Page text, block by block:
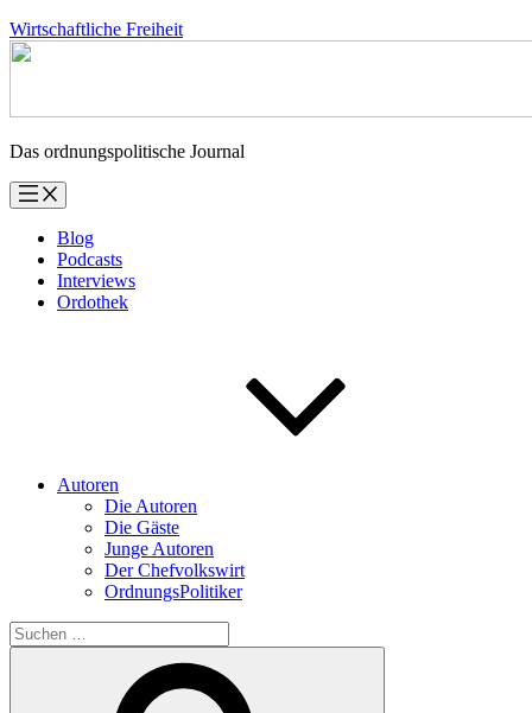
Zum
Inhalt
Wirtschaftliche Freiheit
Das ordnungspolitische Journal
Blog
Podcasts
Interviews
Ordothek
Autoren
Die Autoren
Die Gäste
Junge Autoren
Der Chefvolkswirt
OrdnungsPolitiker
Suchen
nach: